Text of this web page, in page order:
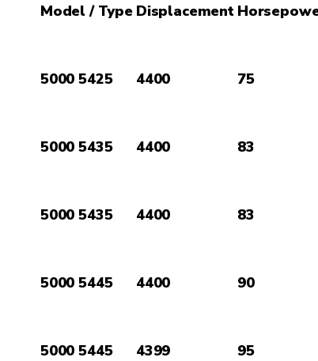
Model / Type Displacement
5000 5425 4400 75
5000 5435 4400 83
5000 5435 4400 83
5000 5445 4400 90
5000 5445 4399 95